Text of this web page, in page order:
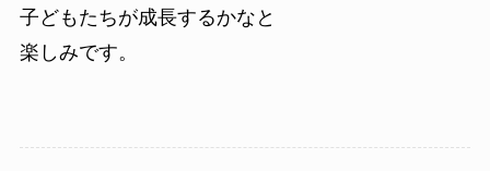
子どもたちが成長するかなと
楽しみです。